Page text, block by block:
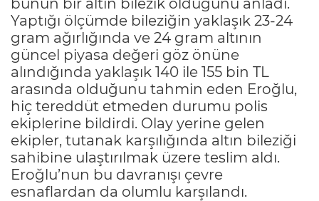
Yaptığı ölçümde bileziğin yaklaşık 23-24
gram ağırlığında ve 24 gram altının
güncel piyasa değeri göz önüne
alındığında yaklaşık 140 ile 155 bin TL
arasında olduğunu tahmin eden Eroğlu,
hiç tereddüt etmeden durumu polis
ekiplerine bildirdi. Olay yerine gelen
ekipler, tutanak karşılığında altın bileziği
sahibine ulaştırılmak üzere teslim aldı.
Eroğlu’nun bu davranışı çevre
esnaflardan da olumlu karşılandı.